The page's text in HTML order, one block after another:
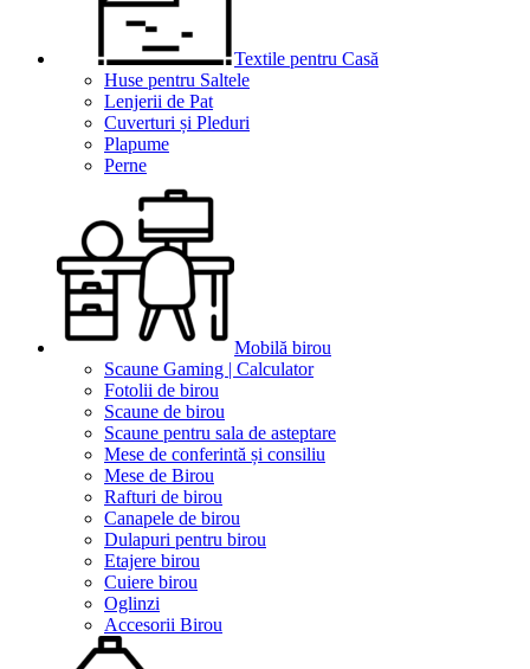
Textile pentru Casă
Huse pentru Saltele
Lenjerii de Pat
Cuverturi și Pleduri
Plapume
Perne
Mobilă birou
Scaune Gaming | Calculator
Fotolii de birou
Scaune de birou
Scaune pentru sala de asteptare
Mese de conferintă și consiliu
Mese de Birou
Rafturi de birou
Canapele de birou
Dulapuri pentru birou
Etajere birou
Cuiere birou
Oglinzi
Accesorii Birou